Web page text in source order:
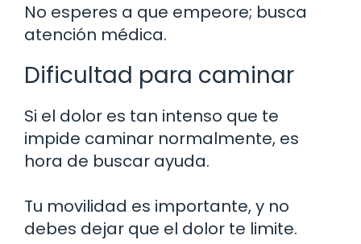
No esperes a que empeore; busca
atención médica.
Dificultad para caminar
Si el dolor es tan intenso que te
impide caminar normalmente, es
hora de buscar ayuda.
Tu movilidad es importante, y no
debes dejar que el dolor te limite.